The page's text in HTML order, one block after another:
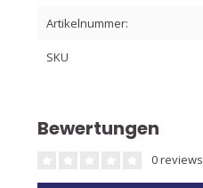
Artikelnummer:
SKU
Bewertungen
0 reviews